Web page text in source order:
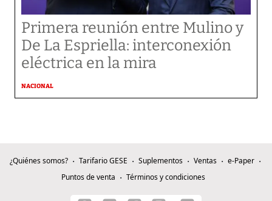
Primera reunión entre Mulino y
De La Espriella: interconexión
eléctrica en la mira
NACIONAL
¿Quiénes somos? Tarifario GESE Suplementos Ventas
e-Paper
Puntos de venta
Términos y condiciones